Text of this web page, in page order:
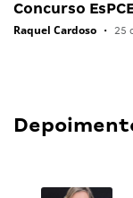
Concurso
Raquel Cardoso • 25